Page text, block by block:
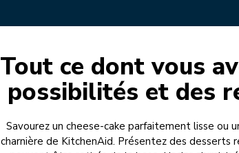
Tout ce dont vous
possibilités et des
Savourez un cheese-cake parfaitement lisse ou
charnière de KitchenAid. Présentez des desserts